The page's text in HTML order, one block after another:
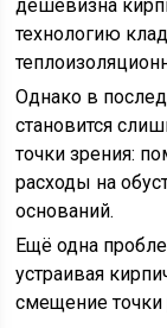
дешевизна
технологию
Однако в
становится
точки зрения:
расходы на
оснований.
Ещё одна
устраивая
смещение